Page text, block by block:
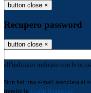
button close ×
Recupero password
button close ×
all'indirizzo indicato con le
Non hai una e-mail associata al
tramite la Login Spaggiari